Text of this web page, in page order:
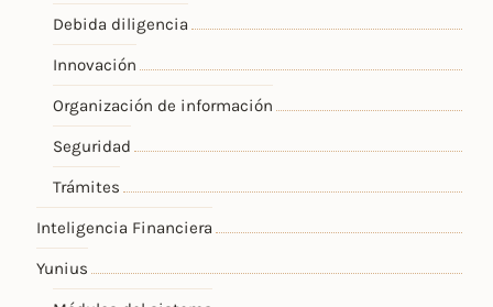
Debida diligencia
Innovación
Organización de información
Seguridad
Trámites
Inteligencia Financiera
Yunius